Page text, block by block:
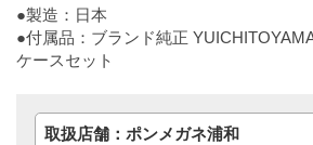
●製造：日本
●付属品：ブランド純正
ケースセット
取扱店舗：ポンメガネ浦和